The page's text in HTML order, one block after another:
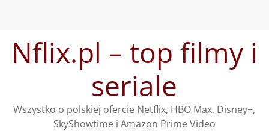
treściNflix.pl – top filmy i
seriale
Wszystko o polskiej ofercie Netflix, HBO Max, Disney+,
SkyShowtime i Amazon Prime Video